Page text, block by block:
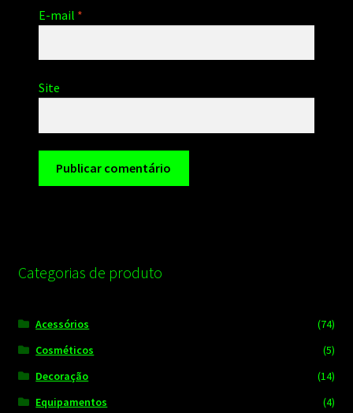
E-mail *
Site
Categorias de produto
Acessórios
(74)
Cosméticos
(5)
Decoração
(14)
Equipamentos
(4)